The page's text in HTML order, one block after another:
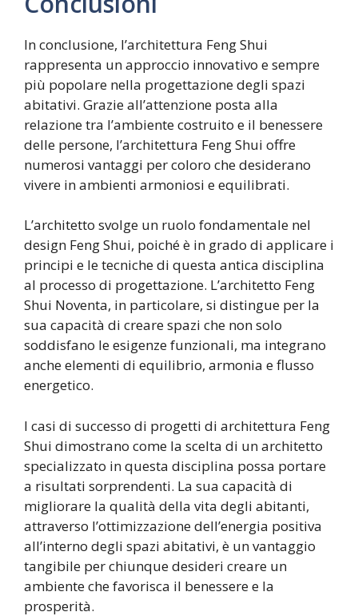
In conclusione, l’architettura Feng Shui
rappresenta un approccio innovativo e sempre
più popolare nella progettazione degli spazi
abitativi. Grazie all’attenzione posta alla
relazione tra l’ambiente costruito e il benessere
delle persone, l’architettura Feng Shui offre
numerosi vantaggi per coloro che desiderano
vivere in ambienti armoniosi e equilibrati.
L’architetto svolge un ruolo fondamentale nel
design Feng Shui, poiché è in grado di applicare i
principi e le tecniche di questa antica disciplina
al processo di progettazione. L’architetto Feng
Shui Noventa, in particolare, si distingue per la
sua capacità di creare spazi che non solo
soddisfano le esigenze funzionali, ma integrano
anche elementi di equilibrio, armonia e flusso
energetico.
I casi di successo di progetti di architettura Feng
Shui dimostrano come la scelta di un architetto
specializzato in questa disciplina possa portare
a risultati sorprendenti. La sua capacità di
migliorare la qualità della vita degli abitanti,
attraverso l’ottimizzazione dell’energia positiva
all’interno degli spazi abitativi, è un vantaggio
tangibile per chiunque desideri creare un
ambiente che favorisca il benessere e la
prosperità.